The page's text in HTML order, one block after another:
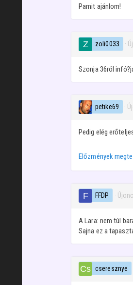
Pamit ajánlom!
zoli0033 ·
Szonja 36ról
petike69 ·
Pedig elég
Előzmények
FFDP · Újonc
A Lara: nem túl
Sajna ez a
cseresznye